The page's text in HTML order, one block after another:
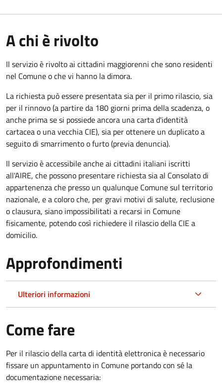
A chi è rivolto
Il servizio è rivolto ai cittadini maggiorenni che sono residenti
nel Comune o che vi hanno la dimora.
La richiesta può essere presentata sia per il primo rilascio, sia
per il rinnovo (a partire da 180 giorni prima della scadenza, o
anche prima se si possiede ancora una carta d'identità
cartacea o una vecchia CIE), sia per ottenere un duplicato a
seguito di smarrimento o furto (previa denuncia).
Il servizio è accessibile anche ai cittadini italiani iscritti
all'AIRE, che possono presentare richiesta sia al Consolato di
appartenenza che presso un qualunque Comune sul territorio
nazionale, e a coloro che, per gravi motivi di salute, reclusione
o clausura, siano impossibilitati a recarsi in Comune
fisicamente, potendo così richiedere il rilascio della CIE a
domicilio.
Approfondimenti
Ulteriori informazioni
Come fare
Per il rilascio della carta di identità elettronica è necessario
fissare un appuntamento in Comune portando con sé la
documentazione necessaria: